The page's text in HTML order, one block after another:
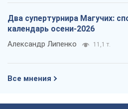
Два супертурнира Магучих:
календарь осени-2026
Александр Липенко 11,1 т.
Все мнения